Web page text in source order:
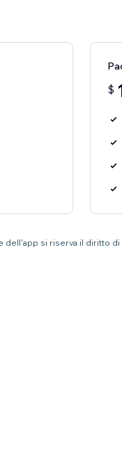
$
dell'app si riserva il diritto